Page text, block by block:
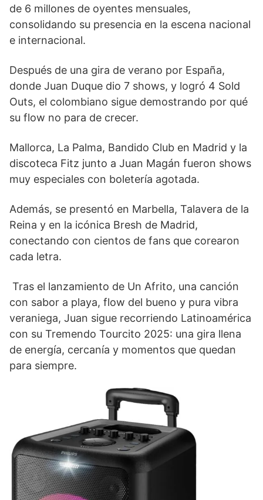
de 6 millones de oyentes mensuales,
consolidando su presencia en la escena nacional
e internacional.
Después de una gira de verano por España,
donde Juan Duque dio 7 shows, y logró 4 Sold
Outs, el colombiano sigue demostrando por qué
su flow no para de crecer.
Mallorca, La Palma, Bandido Club en Madrid y la
discoteca Fitz junto a Juan Magán fueron shows
muy especiales con boletería agotada.
Además, se presentó en Marbella, Talavera de la
Reina y en la icónica Bresh de Madrid,
conectando con cientos de fans que corearon
cada letra.
Tras el lanzamiento de Un Afrito, una canción
con sabor a playa, flow del bueno y pura vibra
veraniega, Juan sigue recorriendo Latinoamérica
con su Tremendo Tourcito 2025: una gira llena
de energía, cercanía y momentos que quedan
para siempre.